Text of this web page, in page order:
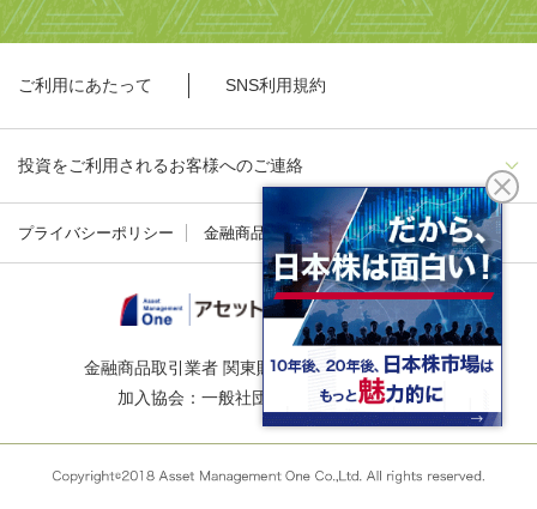
ご利用にあたって SNS利用規約
投資をご利用されるお客様へのご連絡
プライバシーポリシー 金融商品勧誘方針
金融商品取引業者 関東財務局長（金商）第324号
加入協会：一般社団法人資産運用業協会